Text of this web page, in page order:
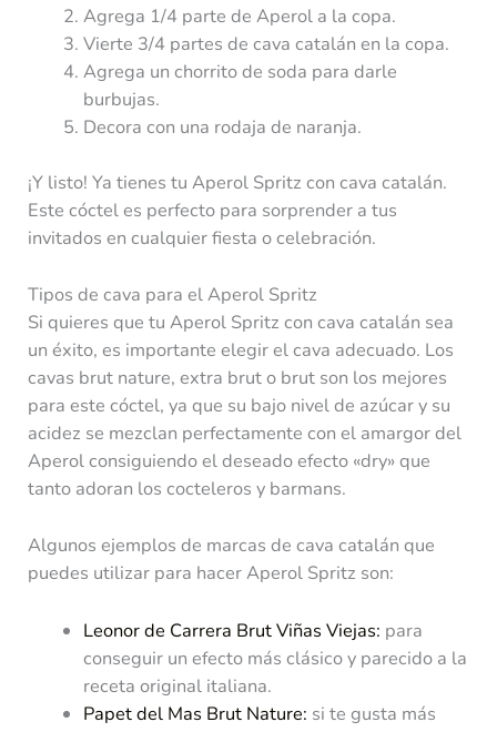
Agrega 1/4 parte de Aperol a la copa.
Vierte 3/4 partes de cava catalán en la copa.
Agrega un chorrito de soda para darle
burbujas.
Decora con una rodaja de naranja.
¡Y listo! Ya tienes tu Aperol Spritz con cava catalán.
Este cóctel es perfecto para sorprender a tus
invitados en cualquier fiesta o celebración.
Tipos de cava para el Aperol Spritz
Si quieres que tu Aperol Spritz con cava catalán sea
un éxito, es importante elegir el cava adecuado. Los
cavas brut nature, extra brut o brut son los mejores
para este cóctel, ya que su bajo nivel de azúcar y su
acidez se mezclan perfectamente con el amargor del
Aperol consiguiendo el deseado efecto «dry» que
tanto adoran los cocteleros y barmans.
Algunos ejemplos de marcas de cava catalán que
puedes utilizar para hacer Aperol Spritz son:
Leonor de Carrera Brut Viñas Viejas: para
conseguir un efecto más clásico y parecido a la
receta original italiana.
Papet del Mas Brut Nature: si te gusta más